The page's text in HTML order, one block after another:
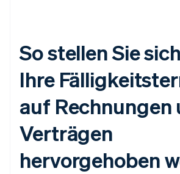
So stellen Sie
Ihre
auf Rechnungen
Verträgen
hervorgehoben